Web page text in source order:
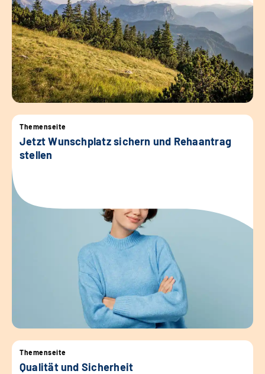
Themenseite
Jetzt Wunschplatz sichern und Rehaantrag
stellen
Themenseite
Qualität und Sicherheit